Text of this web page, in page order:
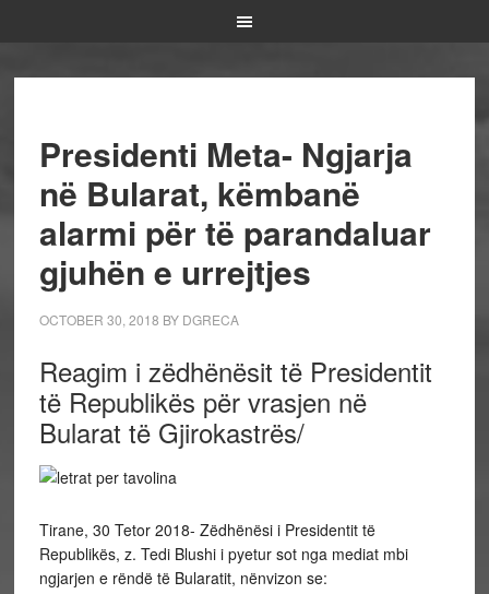
Presidenti Meta- Ngjarja
në Bularat, këmbanë
alarmi për të parandaluar
gjuhën e urrejtjes
OCTOBER 30, 2018 BY DGRECA
Reagim i zëdhënësit të Presidentit
të Republikës për vrasjen në
Bularat të Gjirokastrës/
Tirane, 30 Tetor 2018- Zëdhënësi i Presidentit të
Republikës, z. Tedi Blushi i pyetur sot nga mediat mbi
ngjarjen e rëndë të Bularatit, nënvizon se: